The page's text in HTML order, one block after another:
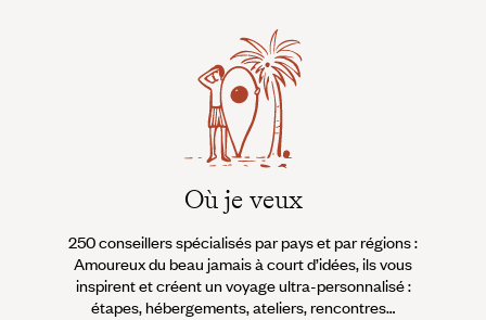
Où je veux
250 conseillers spécialisés par pays et par régions :
Amoureux du beau jamais à court d’idées, ils vous
inspirent et créent un voyage ultra-personnalisé :
étapes, hébergements, ateliers, rencontres…